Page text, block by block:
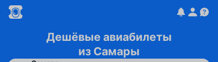
Дешёвые авиабилеты
из Самары